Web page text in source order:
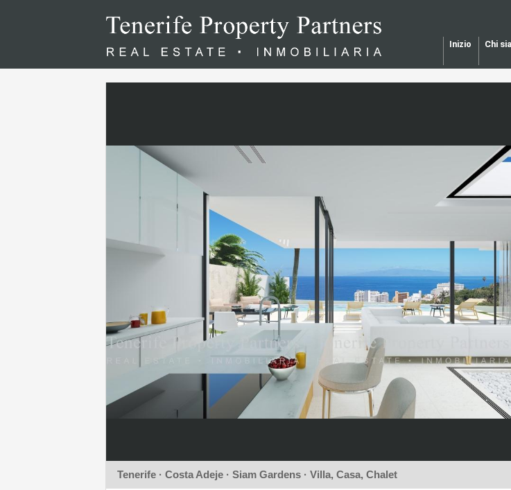
Inizio Chi
Tenerife · Costa Adeje · Siam Gardens · Villa, Casa, Chalet